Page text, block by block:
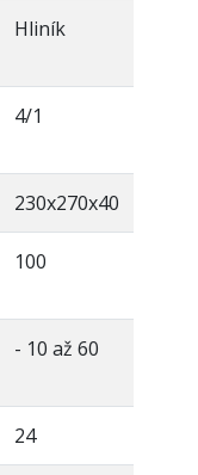
Hliník
4/1
230x270x40
100
- 10 až 60
24